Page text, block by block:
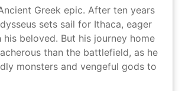
Greek epic. After ten years
sets sail for Ithaca, eager
beloved. But his journey home
than the battlefield, as he
monsters and vengeful gods to